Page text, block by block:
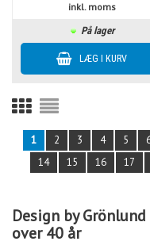
inkl. moms
På lager
1 2 3 4 5
14
15 16 17
Design by
over 40 år